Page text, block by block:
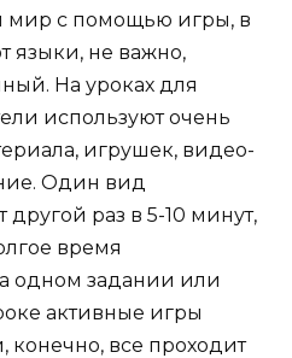
мир с помощью игры, в
языки, не важно,
На уроках для
используют очень
игрушек, видео-
Один вид
другой раз в 5-10 минут,
время
одном задании или
активные игры
все проходит